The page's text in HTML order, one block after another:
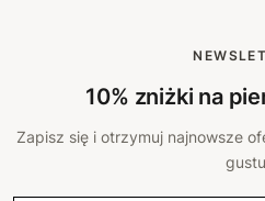
10% zniżki na
Zapisz się i otrzymuj najnowsze
gustu